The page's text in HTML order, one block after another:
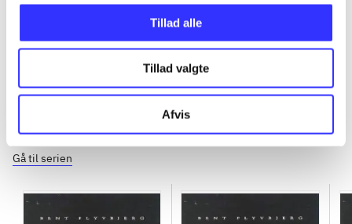
Tillad alle
Tillad valgte
Afvis
...
Rationalitet og magt
Gå til serien